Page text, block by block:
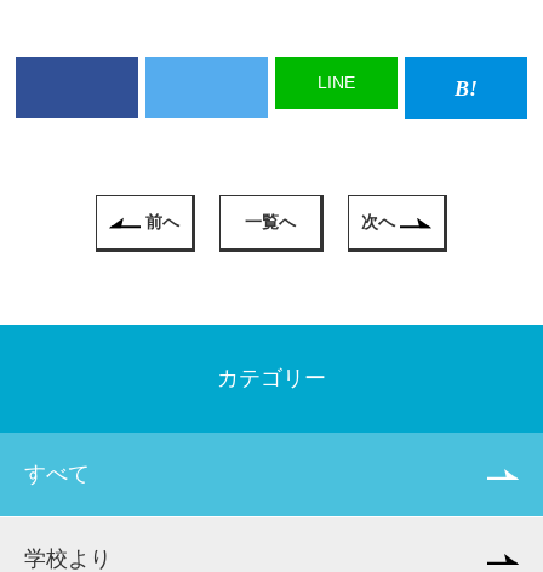
LINE
前へ 一覧へ 次へ
カテゴリー
すべて
学校より